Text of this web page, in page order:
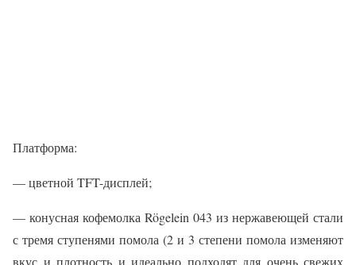
Платформа:
— цветной TFT-дисплей;
— конусная кофемолка Rögelein 043 из нержавеющей стали
с тремя ступенями помола (2 и 3 степени помола изменяют
вкус и плотность и идеально подходят для очень свежих